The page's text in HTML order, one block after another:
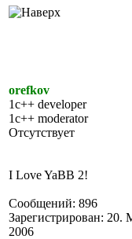
orefkov
1c++ developer
1c++ moderator
Отсутствует
I Love YaBB 2!
Сообщений: 896
Зарегистрирован: 20.
2006